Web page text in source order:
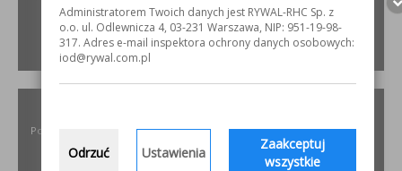
ZOBACZ
Polski producent materiałów ściernych dla przemysłu
Administratorem Twoich danych jest RYWAL-RHC Sp. z
o.o. ul. Odlewnicza 4, 03-231 Warszawa, NIP: 951-19-98-
317. Adres e-mail inspektora ochrony danych osobowych:
iod@rywal.com.pl
Odrzuć Ustawienia
Zaakceptuj
wszystkie